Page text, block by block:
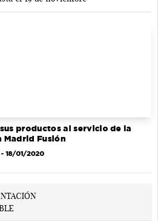
productos al servicio de la
Madrid Fusión
- 18/01/2020